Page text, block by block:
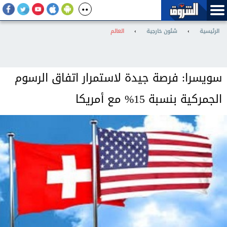
الرئيسية › شئون خارجية › العالم
سويسرا: فرصة جيدة لاستمرار اتفاق الرسوم
الجمركية بنسبة 15% مع أمريكا